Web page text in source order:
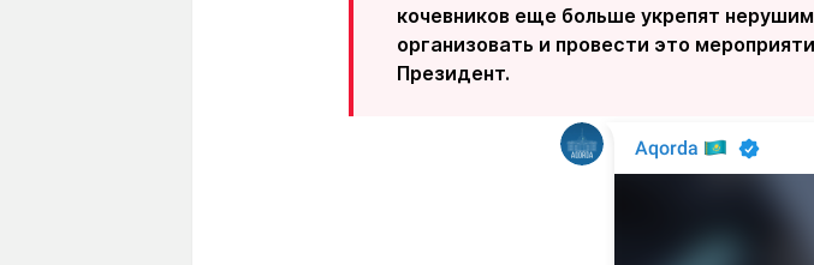
кочевников еще больше укрепят
организовать и провести это
Президент.